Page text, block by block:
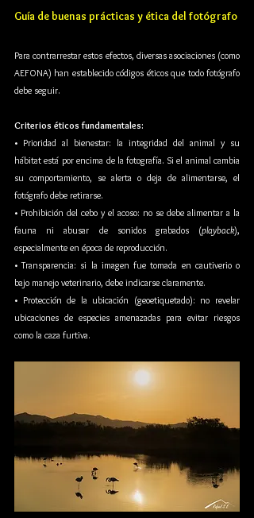
Guía de buenas prácticas y ética del fotógrafo
Para contrarrestar estos efectos, diversas asociaciones (como
AEFONA) han establecido códigos éticos que todo fotógrafo
debe seguir.
Criterios éticos fundamentales:
• Prioridad al bienestar: la integridad del animal y su
hábitat está por encima de la fotografía. Si el animal cambia
su comportamiento, se alerta o deja de alimentarse, el
fotógrafo debe retirarse.
• Prohibición del cebo y el acoso: no se debe alimentar a la
fauna ni abusar de sonidos grabados (playback),
especialmente en época de reproducción.
• Transparencia: si la imagen fue tomada en cautiverio o
bajo manejo veterinario, debe indicarse claramente.
• Protección de la ubicación (geoetiquetado): no revelar
ubicaciones de especies amenazadas para evitar riesgos
como la caza furtiva.